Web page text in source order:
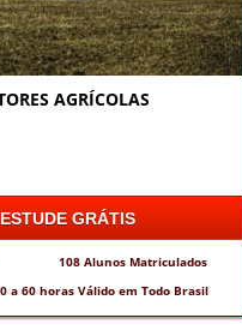
AGRÍCOLAS
ESTUDE GRÁTIS
108 Alunos Matriculados
a 60 horas Válido em Todo Brasil